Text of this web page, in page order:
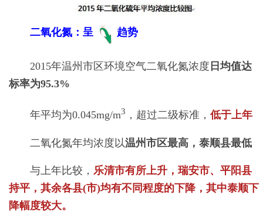
二氧化氮：呈 趋势
2015年温州市区环境空气二氧化氮浓度 日均值达
标率为95.3%
年平均为0.045mg/m3 ，超过二级标准， 低于上年
二氧化氮年均浓度以温州市区最高，泰顺县最低
与上年比较， 乐清市有所上升，瑞安市、平阳县
持平，其余各县(市)均有不同程度的下降，其中泰顺下
降幅度较大。